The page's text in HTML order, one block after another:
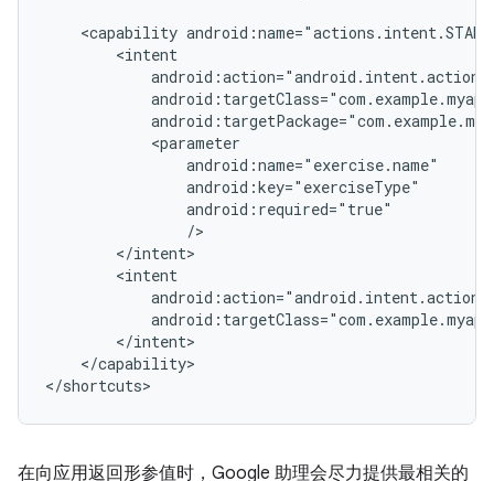
<capability
</capability>
在向应用返回形参值时，Google 助理会尽力提供最相关的